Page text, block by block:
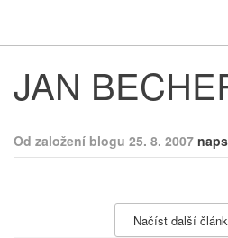
JAN
Od založení blogu 25. 8. 2007
Načíst další